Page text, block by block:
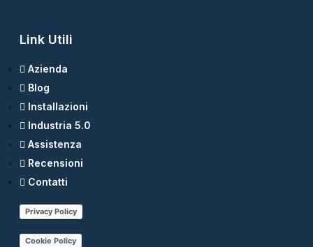
Link Utili
Azienda
Blog
Installazioni
Industria 5.0
Assistenza
Recensioni
Contatti
Privacy Policy
Cookie Policy